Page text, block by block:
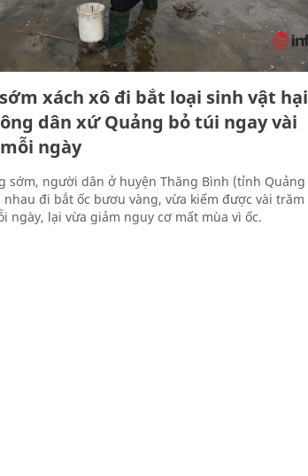
xách xô đi bắt loại sinh vật hại
dân xứ Quảng bỏ túi ngay vài
ngày
sớm, người dân ở huyện Thăng Bình (tỉnh Quảng
nhau đi bắt ốc bươu vàng, vừa kiếm được vài trăm
ngày, lại vừa giảm nguy cơ mất mùa vì ốc.